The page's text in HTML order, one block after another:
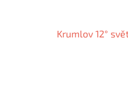
Krumlov 12°